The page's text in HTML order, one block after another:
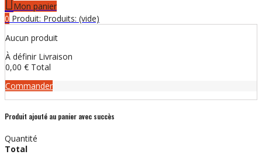
Mon panier
0 Produit: Produits: (vide)
Aucun produit
À définir Livraison
0,00 € Total
Commander
Produit ajouté au panier avec succès
Quantité
Total